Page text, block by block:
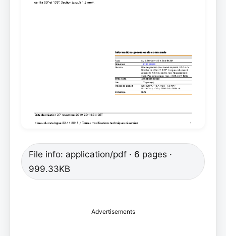
File info: application/pdf · 6 pages ·
999.33KB
Advertisements